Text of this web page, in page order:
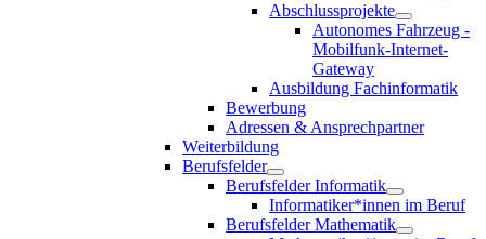
Abschlussprojekte
Autonomes Fahrzeug -
Mobilfunk-Internet-
Gateway
Ausbildung Fachinformatik
Bewerbung
Adressen & Ansprechpartner
Weiterbildung
Berufsfelder
Berufsfelder Informatik
Informatiker*innen im Beruf
Berufsfelder Mathematik